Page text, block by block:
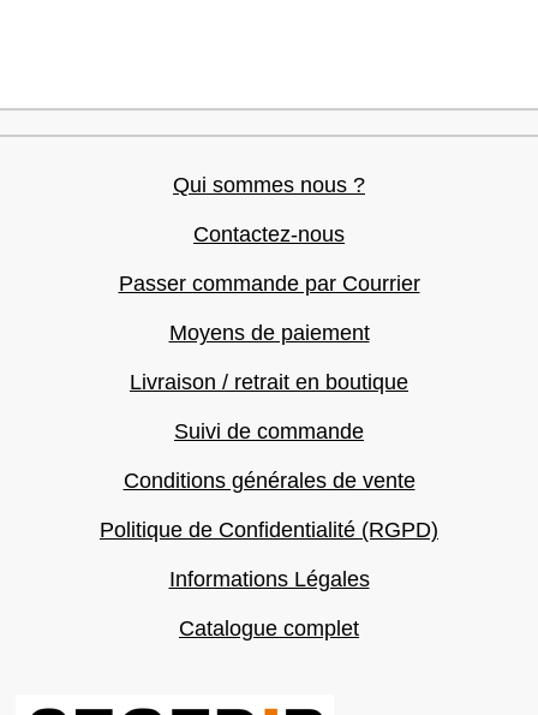
Qui sommes nous ?
Contactez-nous
Passer commande par Courrier
Moyens de paiement
Livraison / retrait en boutique
Suivi de commande
Conditions générales de vente
Politique de Confidentialité (RGPD)
Informations Légales
Catalogue complet